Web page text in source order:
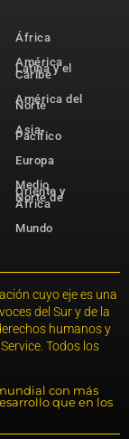
África
América
Latina y el
Caribe
América del
Norte
Asia-
Pacífico
Europa
Medio
Oriente y
Norte de
África
Mundo
cuyo eje es una
del Sur y de la
humanos y
Todos los
con más
que en los